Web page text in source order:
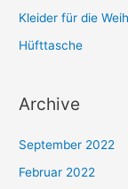
Kleider für die
Hüfttasche
Archive
September 2022
Februar 2022